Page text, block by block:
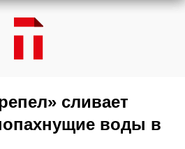
сливает
воды в